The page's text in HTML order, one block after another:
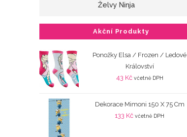
Želvy Ninja
Akční Produkty
Ponožky Elsa / Frozen / Ledové
Království
43 Kč včetně DPH
Dekorace Mimoni 150 X 75 Cm
133 Kč včetně DPH